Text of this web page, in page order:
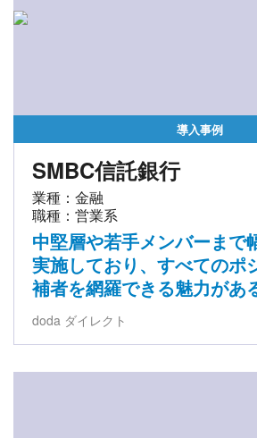
導入事例
SMBC信託銀行
業種：金融
職種：営業系
中堅層や若手メンバーまで
実施しており、すべてのポ
補者を網羅できる魅力があ
doda ダイレクト